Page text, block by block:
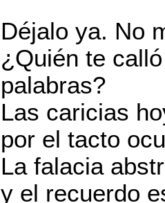
Déjalo ya. No
¿Quién te
palabras?
Las caricias
por el tacto
La falacia
y el recuerdo